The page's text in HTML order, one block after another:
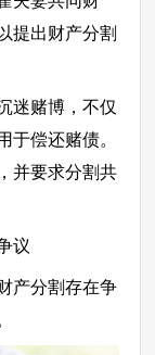
提出财产分割
迷赌博，不仅
于偿还赌债。
并要求分割共
议
产分割存在争